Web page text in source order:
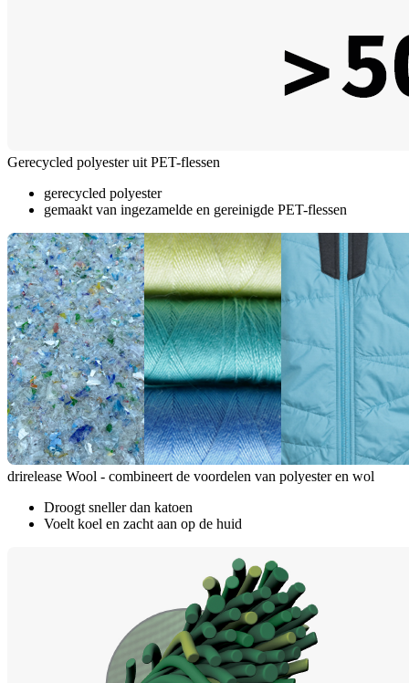
Gerecycled polyester uit PET-flessen
gerecycled polyester
gemaakt van ingezamelde en gereinigde PET-flessen
drirelease Wool - combineert de voordelen van polyester en wol
Droogt sneller dan katoen
Voelt koel en zacht aan op de huid